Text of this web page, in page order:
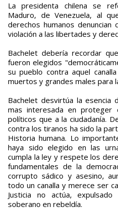
La presidenta chilena se
Maduro, de Venezuela, al
derechos humanos
violación a las libertades y
Bachelet debería recordar
fueron elegidos
su pueblo contra aquel
muertos y grandes males para
Bachelet desvirtúa la esencia
mas interesada en proteger
políticos que a la ciudadanía.
contra los tiranos ha sido la
Historia humana. Lo
haya sido elegido en las
cumpla la ley y respete los
fundamentales de la
corrupto sádico y asesino,
todo un canalla y merece ser
Justicia no actúa,
soberano en rebeldía.